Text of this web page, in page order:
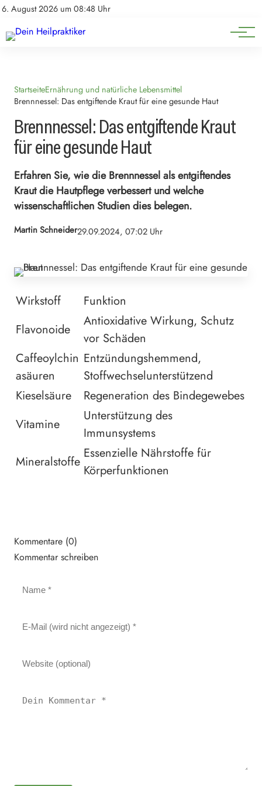
6. August 2026 um 08:48 Uhr
Impressum
Natürliche Medizin
Heilpflanzen & Kräuterkunde
StartseiteErnährung und natürliche Lebensmittel
Brennnessel: Das entgiftende Kraut für eine gesunde Haut
Brennnessel: Das entgiftende Kraut
für eine gesunde Haut
Erfahren Sie, wie die Brennnessel als entgiftendes
Kraut die Hautpflege verbessert und welche
wissenschaftlichen Studien dies belegen.
Martin Schneider29.09.2024, 07:02 Uhr
Wirkstoff
Funktion
Flavonoide
Antioxidative Wirkung, Schutz
vor Schäden
Caffeoylchin
asäuren
Entzündungshemmend,
Stoffwechselunterstützend
Kieselsäure
Regeneration des Bindegewebes
Vitamine
Unterstützung des
Immunsystems
Mineralstoffe
Essenzielle Nährstoffe für
Körperfunktionen
Kommentare (0)
Kommentar schreiben